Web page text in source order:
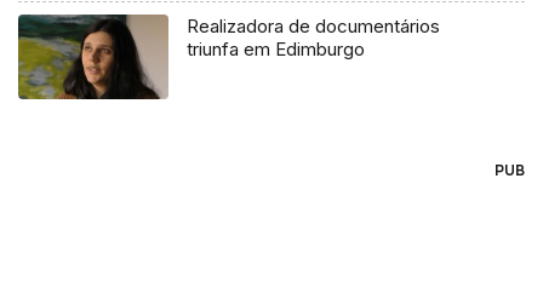
Realizadora de documentários
triunfa em Edimburgo
PUB